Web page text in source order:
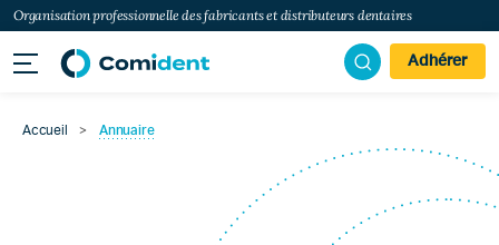
Organisation professionnelle des fabricants et distributeurs dentaires
Adhérer
Accueil > Annuaire